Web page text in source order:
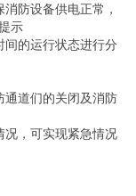
防设备供电正常，
示
间的运行状态进行分
通道们的关闭及消防
况，可实现紧急情况